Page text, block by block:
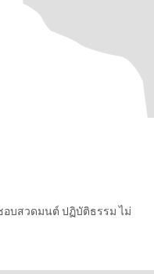
อบสวดมนต์ ปฏิบัติธรรม ไม่